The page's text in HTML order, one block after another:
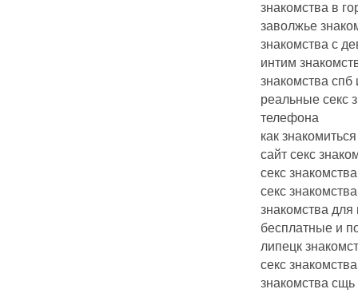
знакомства в
заволжье
знакомства с
интим
знакомства
реальные секс
телефона
как
сайт секс
секс
секс
знакомства
бесплатные и
липецк
секс
знакомства сщь